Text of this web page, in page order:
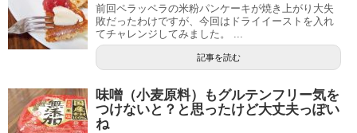
前回ペラッペラの米粉パンケーキが焼き上がり大失
敗だったわけですが、今回はドライイーストを入れ
てチャレンジしてみました。 ...
記事を読む
味噌（小麦原料）もグルテンフリー気を
つけないと？と思ったけど大丈夫っぽい
ね